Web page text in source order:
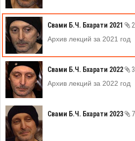
Свами Б.Ч. Бхарати 2021
Архив лекций за 2021 год
Свами Б.Ч. Бхарати 2022
Архив лекций за 2022 год
Свами Б.Ч. Бхарати 2023 7